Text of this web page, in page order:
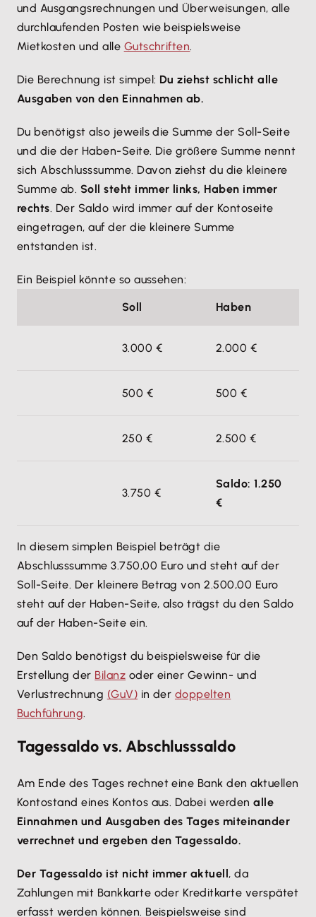
und Ausgangsrechnungen und Überweisungen, alle
durchlaufenden Posten wie beispielsweise
Mietkosten und alle Gutschriften.
Die Berechnung ist simpel: Du ziehst schlicht alle
Ausgaben von den Einnahmen ab.
Du benötigst also jeweils die Summe der Soll-Seite
und die der Haben-Seite. Die größere Summe nennt
sich Abschlusssumme. Davon ziehst du die kleinere
Summe ab. Soll steht immer links, Haben immer
rechts. Der Saldo wird immer auf der Kontoseite
eingetragen, auf der die kleinere Summe
entstanden ist.
Ein Beispiel könnte so aussehen:
Soll Haben
3.000 € 2.000 €
500 € 500 €
250 € 2.500 €
3.750 €
Saldo: 1.250
€
In diesem simplen Beispiel beträgt die
Abschlusssumme 3.750,00 Euro und steht auf der
Soll-Seite. Der kleinere Betrag von 2.500,00 Euro
steht auf der Haben-Seite, also trägst du den Saldo
auf der Haben-Seite ein.
Den Saldo benötigst du beispielsweise für die
Erstellung der Bilanz oder einer Gewinn- und
Verlustrechnung (GuV) in der doppelten
Buchführung.
Tagessaldo vs. Abschlusssaldo
Am Ende des Tages rechnet eine Bank den aktuellen
Kontostand eines Kontos aus. Dabei werdenalle
Einnahmen und Ausgaben des Tages miteinander
verrechnet und ergeben den Tagessaldo.
Der Tagessaldo ist nicht immer aktuell, da
Zahlungen mit Bankkarte oder Kreditkarte verspätet
erfasst werden können. Beispielsweise sind